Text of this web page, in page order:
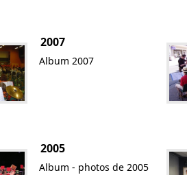
2007
Album 2007
2005
Album - photos de 2005